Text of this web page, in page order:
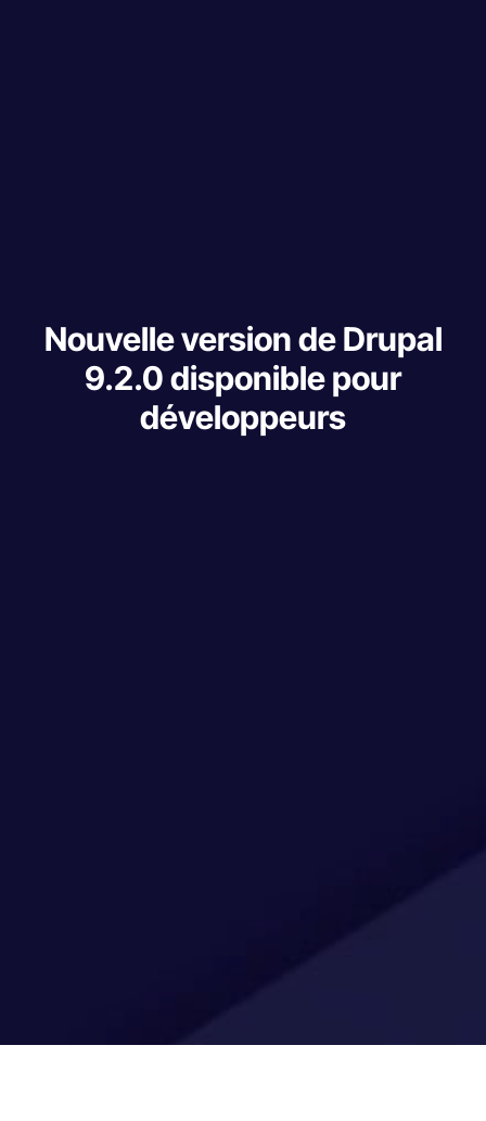
Nouvelle version de Drupal
9.2.0 disponible pour
développeurs